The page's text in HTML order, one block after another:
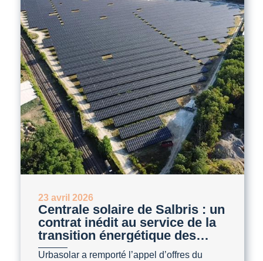
23 avril 2026
Centrale solaire de Salbris : un
contrat inédit au service de la
transition énergétique des
Armées
Urbasolar a remporté l’appel d’offres du